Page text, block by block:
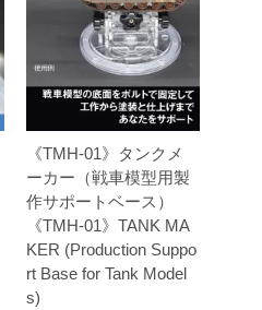
《TMH-01》タンクメ
ーカー（戦車模型用製
作サポートベース）
《TMH-01》TANK MA
KER (Production Suppo
rt Base for Tank Model
s)